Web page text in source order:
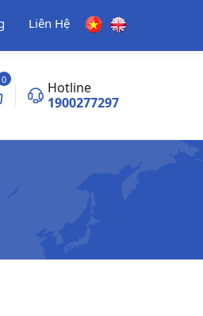
Liên Hệ
0
Hotline
1900277297